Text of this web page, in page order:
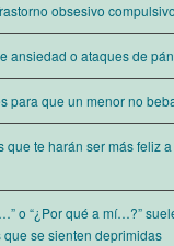
obsesivo compulsivo
ansiedad o ataques de
para que un menor no
que te harán ser más feliz
o “¿Por qué a mí…?”
se sienten deprimidas